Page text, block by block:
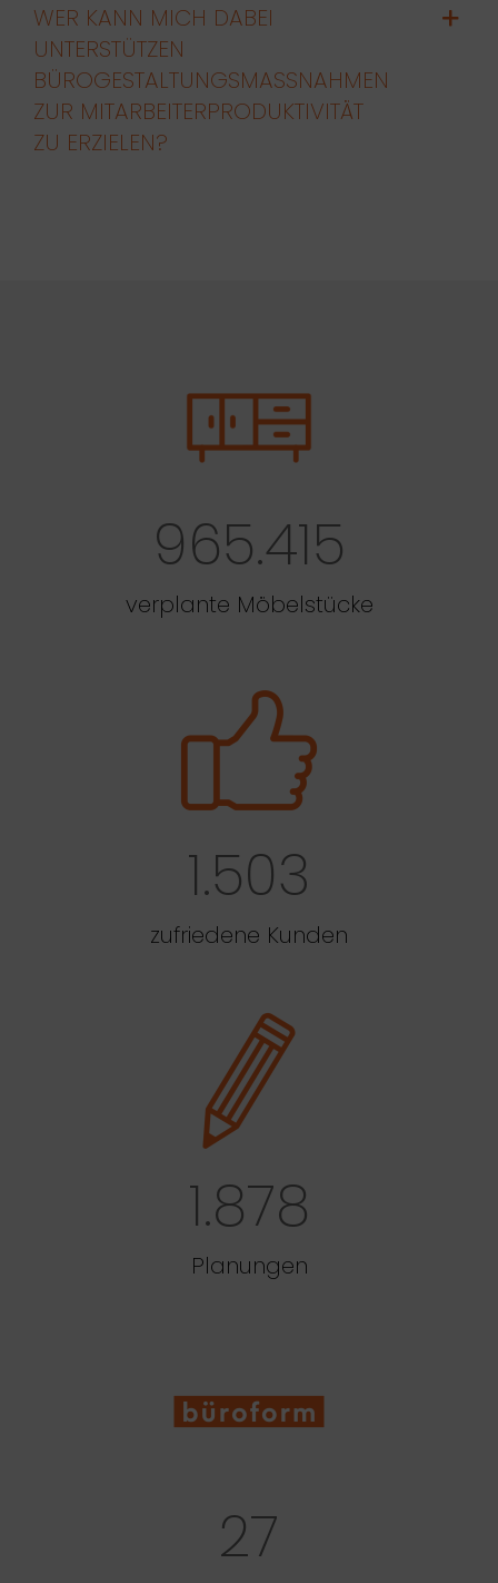
WER KANN MICH DABEI
UNTERSTÜTZEN
BÜROGESTALTUNGSMASSNAHMEN Z
UR MITARBEITERPRODUKTIVITÄT Z
U ERZIELEN?
965.415
verplante Möbelstücke
1.503
zufriedene Kunden
1.878
Planungen
27